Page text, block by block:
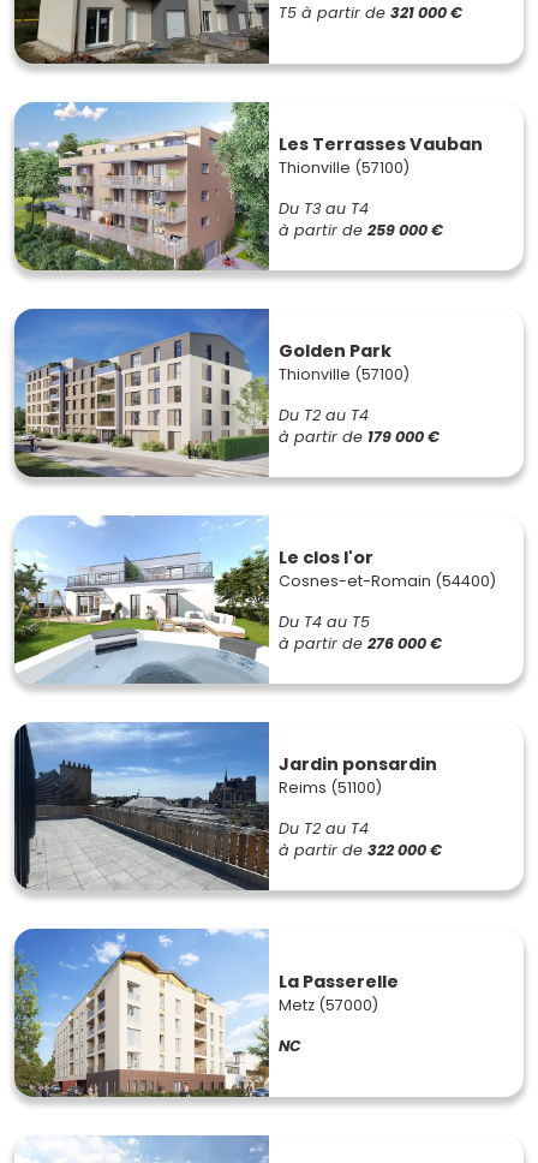
T5 à partir de 321 000 €
Les Terrasses Vauban
Thionville (57100)
Du T3 au T4
à partir de 259 000 €
Golden Park
Thionville (57100)
Du T2 au T4
à partir de 179 000 €
Le clos l'or
Cosnes-et-Romain (54400)
Du T4 au T5
à partir de 276 000 €
Jardin ponsardin
Reims (51100)
Du T2 au T4
à partir de 322 000 €
La Passerelle
Metz (57000)
NC